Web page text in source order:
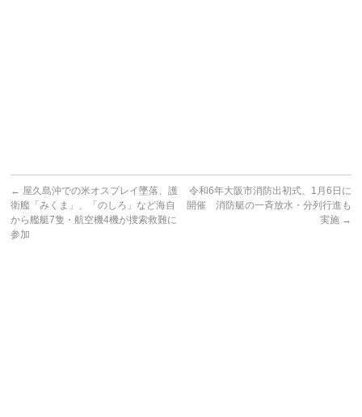
← 屋久島沖での米オスプレイ墜落、護
衛艦「みくま」、「のしろ」など海自
から艦艇7隻・航空機4機が捜索救難に
参加
令和6年大阪市消防出初式、1月6日に
開催 消防艇の一斉放水・分列行進も
実施 →